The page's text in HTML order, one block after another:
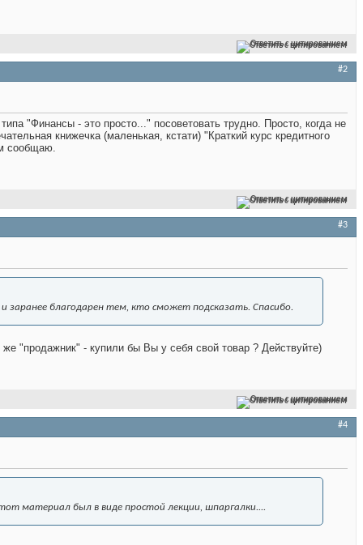
Ответить с цитированием
#2
"Финансы - это просто..." посоветовать трудно. Просто, когда не
книжечка (маленькая, кстати) "Краткий курс кредитного
сообщаю.
Ответить с цитированием
#3
благодарен тем, кто сможет подсказать. Спасибо.
"продажник" - купили бы Вы у себя свой товар ? Действуйте)
Ответить с цитированием
#4
материал был в виде простой лекции, шпаргалки....